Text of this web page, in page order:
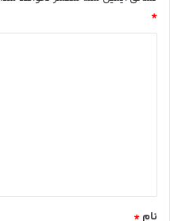
*
نام *